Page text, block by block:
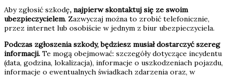
Aby zgłosić szkodę, najpierw skontaktuj się ze swoim
ubezpieczycielem. Zazwyczaj można to zrobić telefonicznie,
przez internet lub osobiście w jednym z biur ubezpieczyciela.
Podczas zgłoszenia szkody, będziesz musiał dostarczyć szereg
informacji. Te mogą obejmować: szczegóły dotyczące incydentu
(data, godzina, lokalizacja), informacje o uszkodzeniach pojazdu,
informacje o ewentualnych świadkach zdarzenia oraz, w